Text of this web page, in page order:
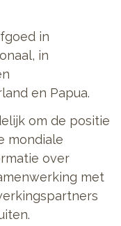
in
in
en Papua.
om de positie
mondiale
over
met